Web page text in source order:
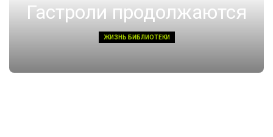
Гастроли продолжаются
ЖИЗНЬ БИБЛИОТЕКИ